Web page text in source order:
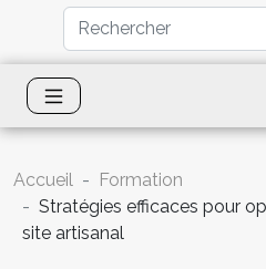
Accueil
Formation
Stratégies efficaces pour
site artisanal